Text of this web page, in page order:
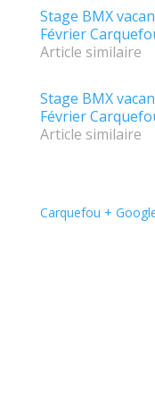
Stage BMX
Février
Article similaire
Stage BMX
Février
Article similaire
Carquefou +